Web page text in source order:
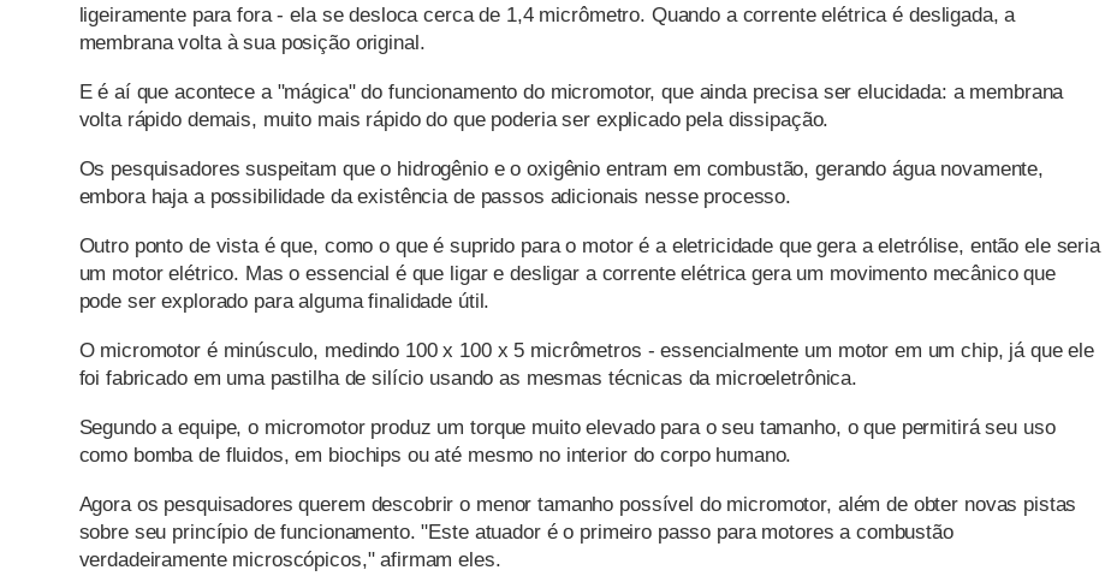
ligeiramente para fora - ela se desloca cerca de 1,4 micrômetro. Quando a corrente elétrica é desligada, a
membrana volta à sua posição original.
E é aí que acontece a "mágica" do funcionamento do micromotor, que ainda precisa ser elucidada: a membrana
volta rápido demais, muito mais rápido do que poderia ser explicado pela dissipação.
Os pesquisadores suspeitam que o hidrogênio e o oxigênio entram em combustão, gerando água novamente,
embora haja a possibilidade da existência de passos adicionais nesse processo.
Outro ponto de vista é que, como o que é suprido para o motor é a eletricidade que gera a eletrólise, então ele seria
um motor elétrico. Mas o essencial é que ligar e desligar a corrente elétrica gera um movimento mecânico que
pode ser explorado para alguma finalidade útil.
O micromotor é minúsculo, medindo 100 x 100 x 5 micrômetros - essencialmente um motor em um chip, já que ele
foi fabricado em uma pastilha de silício usando as mesmas técnicas da microeletrônica.
Segundo a equipe, o micromotor produz um torque muito elevado para o seu tamanho, o que permitirá seu uso
como bomba de fluidos, em biochips ou até mesmo no interior do corpo humano.
Agora os pesquisadores querem descobrir o menor tamanho possível do micromotor, além de obter novas pistas
sobre seu princípio de funcionamento. "Este atuador é o primeiro passo para motores a combustão
verdadeiramente microscópicos," afirmam eles.